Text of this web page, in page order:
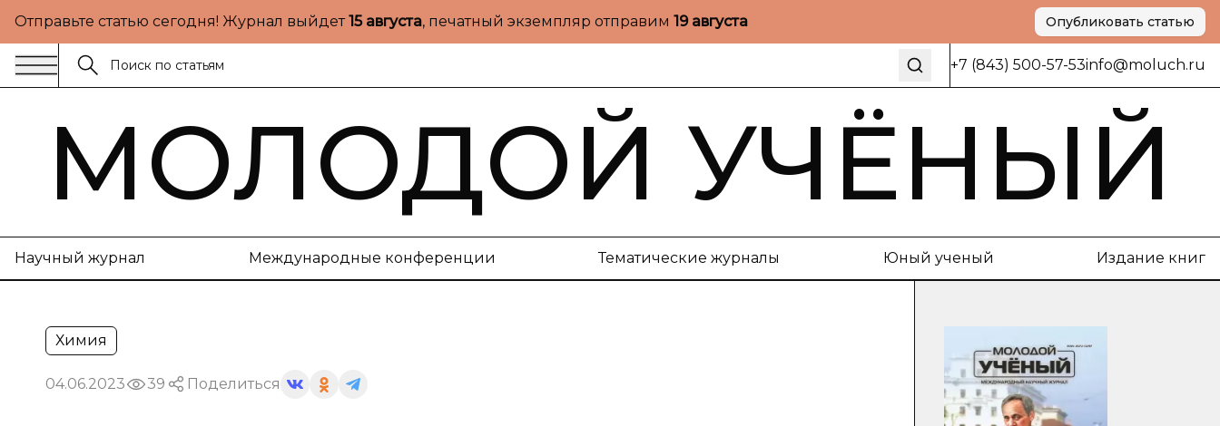
Отправьте статью сегодня! Журнал выйдет15 августа, печатный экземпляр отправим 19 августа Опубликовать статью
+7 (843) 500-57-53info@moluch.ru
МОЛОДОЙ УЧЁНЫЙ
Научный журнал Международные конференции Тематические журналы Юный ученый Издание книг
Химия
04.06.2023 39 Поделиться